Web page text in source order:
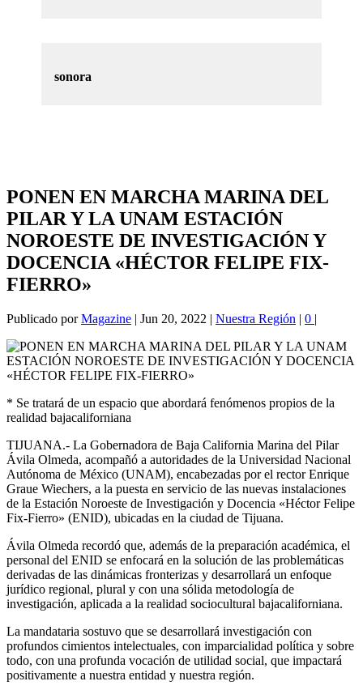
sonora
PONEN EN MARCHA MARINA DEL
PILAR Y LA UNAM ESTACIÓN
NOROESTE DE INVESTIGACIÓN Y
DOCENCIA «HÉCTOR FELIPE FIX-
FIERRO»
Publicado porMagazine | Jun 20, 2022 | Nuestra Región | 0 |
* Se tratará de un espacio que abordará fenómenos propios de la
realidad bajacaliforniana
TIJUANA.- La Gobernadora de Baja California Marina del Pilar
Ávila Olmeda, acompañó a autoridades de la Universidad Nacional
Autónoma de México (UNAM), encabezadas por el rector Enrique
Graue Wiechers, a la puesta en servicio de las nuevas instalaciones
de la Estación Noroeste de Investigación y Docencia «Héctor Felipe
Fix-Fierro» (ENID), ubicadas en la ciudad de Tijuana.
Ávila Olmeda recordó que, además de la preparación académica, el
personal del ENID se enfocará en la solución de las problemáticas
derivadas de las dinámicas fronterizas y desarrollará un enfoque
jurídico regional, plural y con una sólida metodología de
investigación, aplicada a la realidad sociocultural bajacaliforniana.
La mandataria sostuvo que se desarrollará investigación con
profundos cimientos intelectuales, con imparcialidad política y sobre
todo, con una profunda vocación de utilidad social, que impactará
positivamente a nuestra entidad y nuestra región.